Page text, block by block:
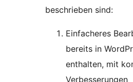
beschrieben sind:
Einfacheres
bereits in
enthalten, mit
Verbesserungen